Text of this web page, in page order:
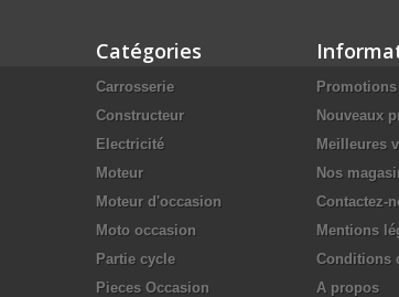
Catégories
Carrosserie
Constructeur
Electricité
Moteur
Moteur d'occasion
Moto occasion
Partie cycle
Pieces Occasion
Promotions
Nouveaux
Meilleures
Nos
Contactez-
Mentions
Conditions
A propos